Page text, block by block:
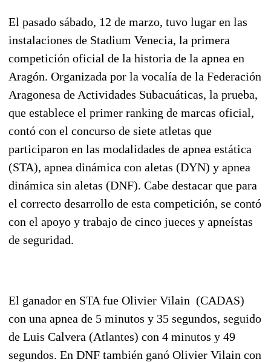
El pasado sábado, 12 de marzo, tuvo lugar en las
instalaciones de Stadium Venecia, la primera
competición oficial de la historia de la apnea en
Aragón. Organizada por la vocalía de la Federación
Aragonesa de Actividades Subacuáticas, la prueba,
que establece el primer ranking de marcas oficial,
contó con el concurso de siete atletas que
participaron en las modalidades de apnea estática
(STA), apnea dinámica con aletas (DYN) y apnea
dinámica sin aletas (DNF). Cabe destacar que para
el correcto desarrollo de esta competición, se contó
con el apoyo y trabajo de cinco jueces y apneístas
de seguridad.
El ganador en STA fue Olivier Vilain (CADAS)
con una apnea de 5 minutos y 35 segundos, seguido
de Luis Calvera (Atlantes) con 4 minutos y 49
segundos. En DNF también ganó Olivier Vilain con